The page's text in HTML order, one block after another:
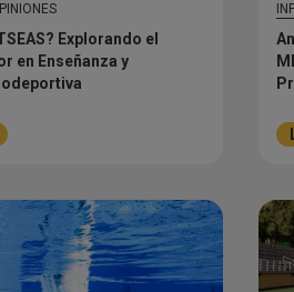
Explorando el
en Enseñanza y